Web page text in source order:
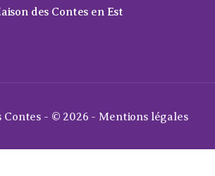
des Contes en Est
Contes - © 2026 - Mentions légales